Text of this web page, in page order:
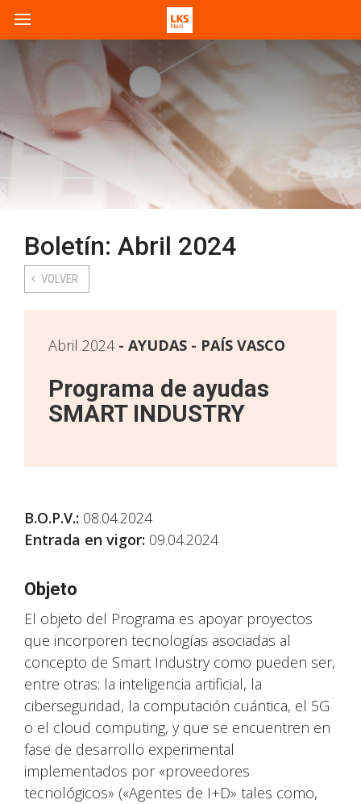
Boletín: Abril 2024
VOLVER
Abril 2024 AYUDAS - PAÍS VASCO
Programa de ayudas
SMART INDUSTRY
B.O.P.V.: 08.04.2024
Entrada en vigor: 09.04.2024
Objeto
El objeto del Programa es apoyar proyectos
que incorporen tecnologías asociadas al
concepto de Smart Industry como pueden ser,
entre otras: la inteligencia artificial, la
ciberseguridad, la computación cuántica, el 5G
o el cloud computing, y que se encuentren en
fase de desarrollo experimental
implementados por «proveedores
tecnológicos» («Agentes de I+D» tales como,